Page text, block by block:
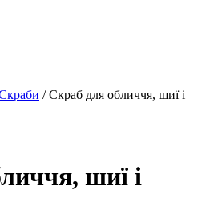
/ Скраб для обличчя, шиї і
шиї і